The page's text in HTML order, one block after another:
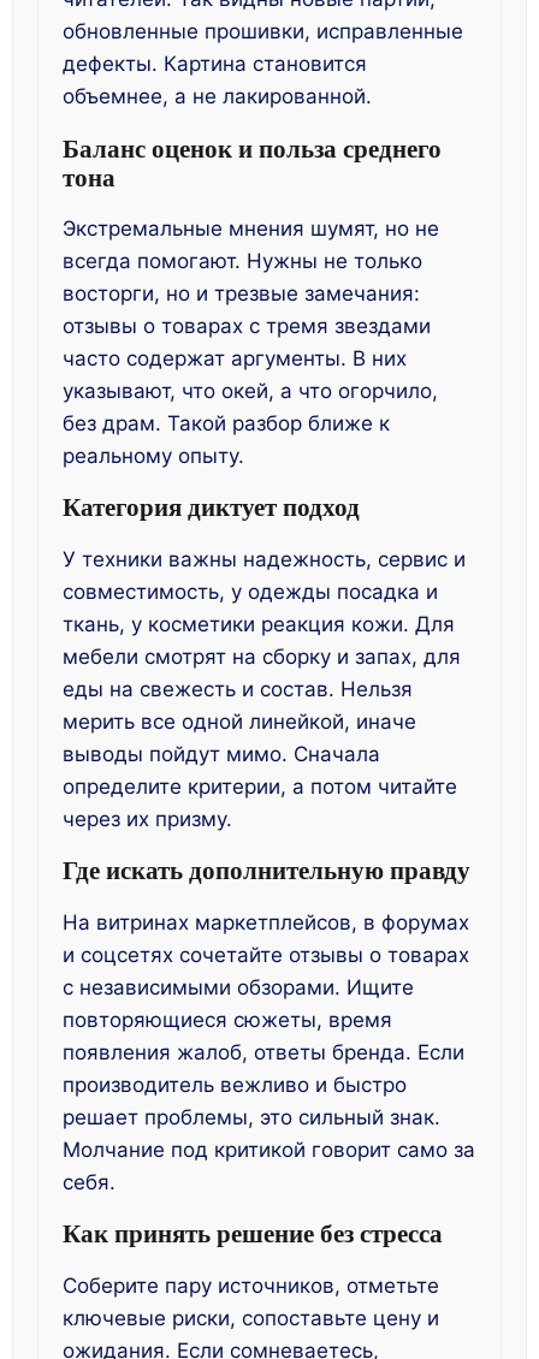
обновленные прошивки, исправленные
дефекты. Картина становится
объемнее, а не лакированной.
Баланс оценок и польза среднего
тона
Экстремальные мнения шумят, но не
всегда помогают. Нужны не только
восторги, но и трезвые замечания:
отзывы о товарах с тремя звездами
часто содержат аргументы. В них
указывают, что окей, а что огорчило,
без драм. Такой разбор ближе к
реальному опыту.
Категория диктует подход
У техники важны надежность, сервис и
совместимость, у одежды посадка и
ткань, у косметики реакция кожи. Для
мебели смотрят на сборку и запах, для
еды на свежесть и состав. Нельзя
мерить все одной линейкой, иначе
выводы пойдут мимо. Сначала
определите критерии, а потом читайте
через их призму.
Где искать дополнительную правду
На витринах маркетплейсов, в форумах
и соцсетях сочетайте отзывы о товарах
с независимыми обзорами. Ищите
повторяющиеся сюжеты, время
появления жалоб, ответы бренда. Если
производитель вежливо и быстро
решает проблемы, это сильный знак.
Молчание под критикой говорит само за
себя.
Как принять решение без стресса
Соберите пару источников, отметьте
ключевые риски, сопоставьте цену и
ожидания. Если сомневаетесь,